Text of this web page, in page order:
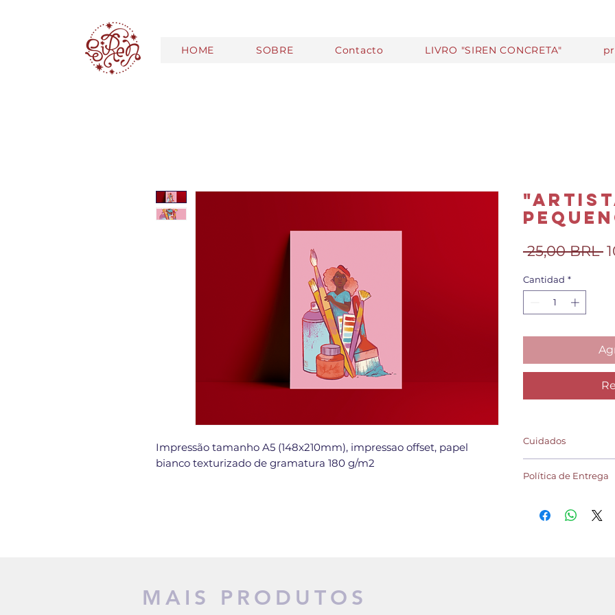
HOME SOBRE Contacto LIVRO "SIREN CONCRETA"
Impressão tamanho A5 (148x210mm), impressao offset, papel
bianco texturizado de gramatura 180 g/m2
25,00 BRL
Cantidad *
Cuidados
- Não expor/
Política de Entrega
entrega de acordo
MAIS PRODUTOS